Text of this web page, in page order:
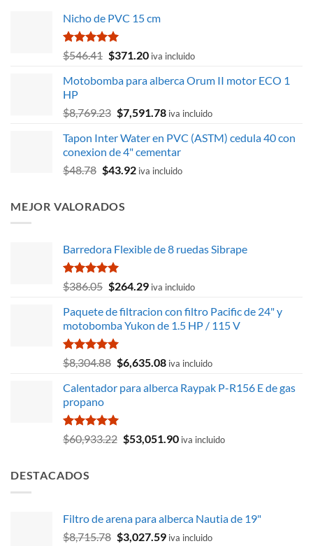
Nicho de PVC 15 cm
Valorado
con
de 5
$546.41 El
original
$546.41.
$371.20El
actual
$371.20.
iva incluido
Motobomba para alberca Orum II motor ECO 1
HP
$8,769.23 El
original
era:
$8,769.23.
$7,591.78El
actual
es:
$7,591.78.
iva incluido
Tapon Inter Water en PVC (ASTM) cedula 40 con
conexion de 4" cementar
$48.78 El
era:
$43.92Eliva incluido
MEJOR VALORADOS
Barredora Flexible de 8 ruedas Sibrape
Valorado
con
de 5
$386.05 El
original
era:
$386.05.
$264.29El
actual
es:
iva incluido
Paquete de filtracion con filtro Pacific de 24" y
motobomba Yukon de 1.5 HP / 115 V
Valorado
con
de 5
$8,304.88 El
original
$8,304.88.
$6,635.08El
actual
iva incluido
Calentador para alberca Raypak P-R156 E de gas
propano
Valorado
con
$60,933.22 El
$53,051.90Eliva incluido
DESTACADOS
Filtro de arena para alberca Nautia de 19"
$8,715.78 El
$3,027.59Eliva incluido